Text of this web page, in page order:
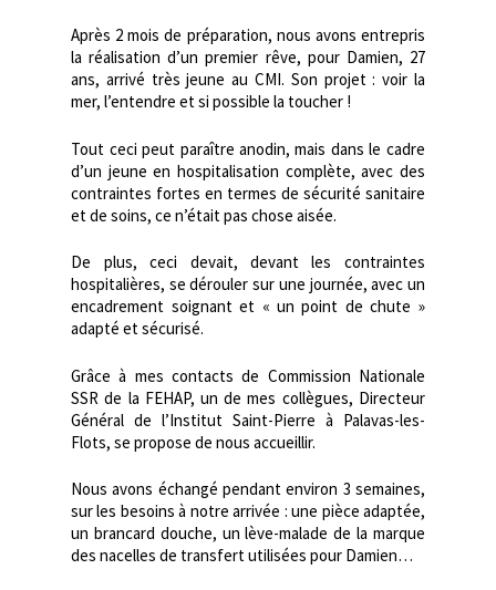
Après 2 mois de préparation, nous avons entrepris
la réalisation d’un premier rêve, pour Damien, 27
ans, arrivé très jeune au CMI. Son projet : voir la
mer, l’entendre et si possible la toucher !
Tout ceci peut paraître anodin, mais dans le cadre
d’un jeune en hospitalisation complète, avec des
contraintes fortes en termes de sécurité sanitaire
et de soins, ce n’était pas chose aisée.
De plus, ceci devait, devant les contraintes
hospitalières, se dérouler sur une journée, avec un
encadrement soignant et « un point de chute »
adapté et sécurisé.
Grâce à mes contacts de Commission Nationale
SSR de la FEHAP, un de mes collègues, Directeur
Général de l’Institut Saint-Pierre à Palavas-les-
Flots, se propose de nous accueillir.
Nous avons échangé pendant environ 3 semaines,
sur les besoins à notre arrivée : une pièce adaptée,
un brancard douche, un lève-malade de la marque
des nacelles de transfert utilisées pour Damien…